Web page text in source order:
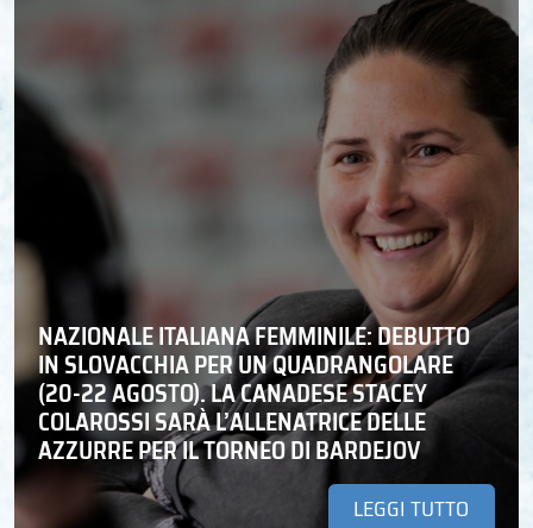
NAZIONALE ITALIANA FEMMINILE: DEBUTTO
IN SLOVACCHIA PER UN QUADRANGOLARE
(20-22 AGOSTO). LA CANADESE STACEY
COLAROSSI SARÀ L’ALLENATRICE DELLE
AZZURRE PER IL TORNEO DI BARDEJOV
LEGGI TUTTO